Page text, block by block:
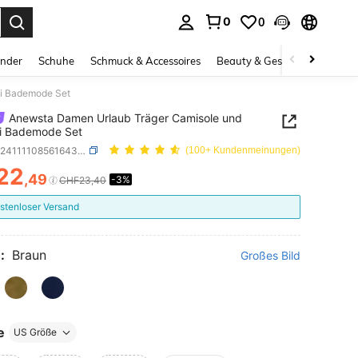
0 0
Schuhe Schmuck & Accessoires Beauty & Gesundheit
Bademode Set
Anewsta Damen Urlaub Träger Camisole und
Bademode Set
SKU: sz2411110856164337 (100+ Kundenmeinungen)
AND AVAILABILITY
,49 CHF23,40 -3%
Versand
Braun Großes Bild
US Größe